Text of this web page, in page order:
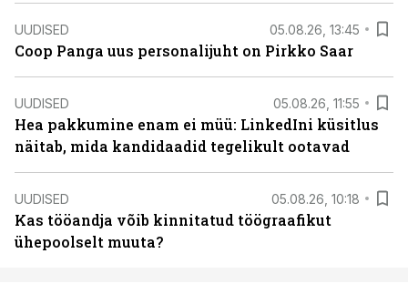
UUDISED 05.08.26, 13:45
Coop Panga uus personalijuht on Pirkko Saar
UUDISED 05.08.26, 11:55
Hea pakkumine enam ei müü: LinkedIni küsitlus
näitab, mida kandidaadid tegelikult ootavad
UUDISED 05.08.26, 10:18
Kas tööandja võib kinnitatud töögraafikut
ühepoolselt muuta?